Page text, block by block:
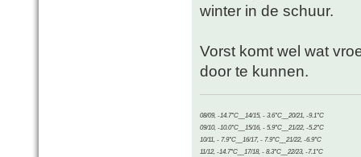
winter in de schuur.
Vorst komt wel wat
door te kunnen.
08/09, -14.7°C__14/15, - 3.6°C__20/21, -9.1°C
09/10, -10.0°C__15/16, - 5.9°C__21/22, -5.2°C
10/11, - 7.9°C__16/17, - 7.9°C__21/22, -6.9°C
11/12, -14.7°C__17/18, - 8.3°C__22/23, -7.1°C